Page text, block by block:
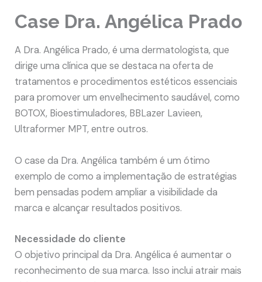
Case Dra. Angélica Prado
A Dra. Angélica Prado, é uma dermatologista, que
dirige uma clínica que se destaca na oferta de
tratamentos e procedimentos estéticos essenciais
para promover um envelhecimento saudável, como
BOTOX, Bioestimuladores, BBLazer Lavieen,
Ultraformer MPT, entre outros.
O case da Dra. Angélica também é um ótimo
exemplo de como a implementação de estratégias
bem pensadas podem ampliar a visibilidade da
marca e alcançar resultados positivos.
Necessidade do cliente
O objetivo principal da Dra. Angélica é aumentar o
reconhecimento de sua marca. Isso inclui atrair mais